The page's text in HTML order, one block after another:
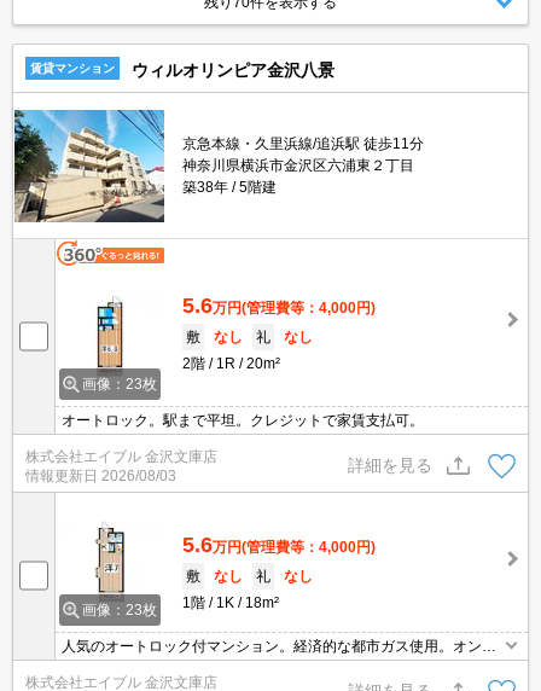
賃貸マンション ウィルオリンピア金沢八景
京急本線・久里浜線/追浜駅 徒歩11分
神奈川県横浜市金沢区六浦東２丁目
築38年
5階建
画像：23枚
5.6万円(管理費等：4,000円)
敷
なし 礼
なし
2階
1R 20m²
オートロック。駅まで平坦。クレジットで家賃支払可。
株式会社エイブル 金沢文庫店
情報更新日 2026/08/03
詳細を見る
画像：23枚
5.6万円(管理費等：4,000円)
敷
なし 礼
なし
1階
1K 18m²
人気のオートロック付マンション。経済的な都市ガス使用。オンラ
イン内見対応可。初期費用がおさえられる物件。契約金・家賃クレ
ジットカード払い可（ポイント還元あり）。敷金・礼金なし。全居
株式会社エイブル 金沢文庫店